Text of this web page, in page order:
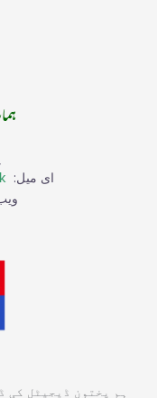
ای میل:
ہم پختون ڈیجیٹل